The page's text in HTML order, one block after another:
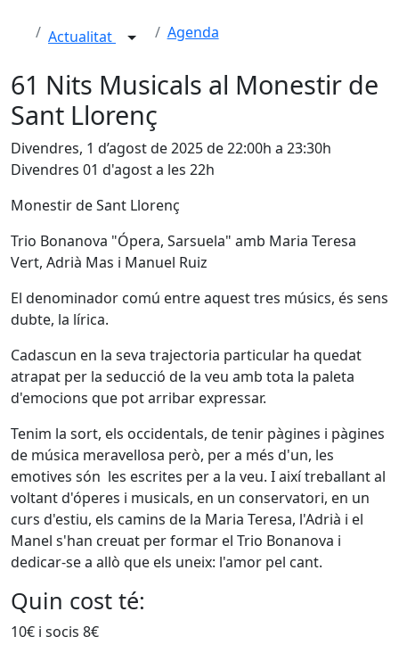
Actualitat Agenda
61 Nits Musicals al Monestir de
Sant Llorenç
Divendres, 1 d’agost de 2025 de 22:00h a 23:30h
Divendres 01 d'agost a les 22h
Monestir de Sant Llorenç
Trio Bonanova "Ópera, Sarsuela" amb Maria Teresa
Vert, Adrià Mas i Manuel Ruiz
El denominador comú entre aquest tres músics, és sens
dubte, la lírica.
Cadascun en la seva trajectoria particular ha quedat
atrapat per la seducció de la veu amb tota la paleta
d'emocions que pot arribar expressar.
Tenim la sort, els occidentals, de tenir pàgines i pàgines
de música meravellosa però, per a més d'un, les
emotives són les escrites per a la veu. I així treballant al
voltant d'óperes i musicals, en un conservatori, en un
curs d'estiu, els camins de la Maria Teresa, l'Adrià i el
Manel s'han creuat per formar el Trio Bonanova i
dedicar-se a allò que els uneix: l'amor pel cant.
Quin cost té:
10€ i socis 8€